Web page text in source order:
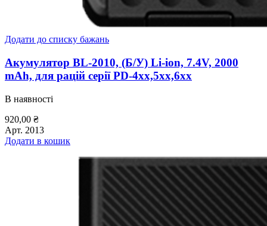
Додати до списку бажань
Акумулятор BL-2010, (Б/У) Li-ion, 7.4V, 2000
mAh, для рацій серії PD-4xx,5xx,6xx
В наявності
920,00 ₴
Арт. 2013
Додати в кошик